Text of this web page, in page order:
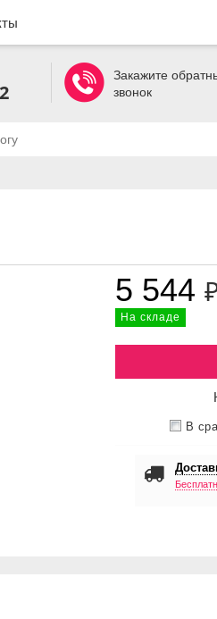
Закажите
звонок
5 544
На складе
В